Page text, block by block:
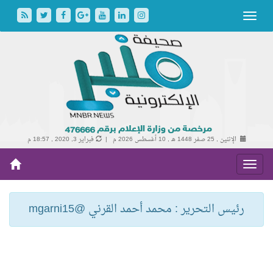
الإثنين , 25 صفر 1448 هـ , 10 أغسطس 2026 م | فبراير 3, 2020 , 18:57 م
رئيس التحرير : محمد أحمد القرني @mgarni15